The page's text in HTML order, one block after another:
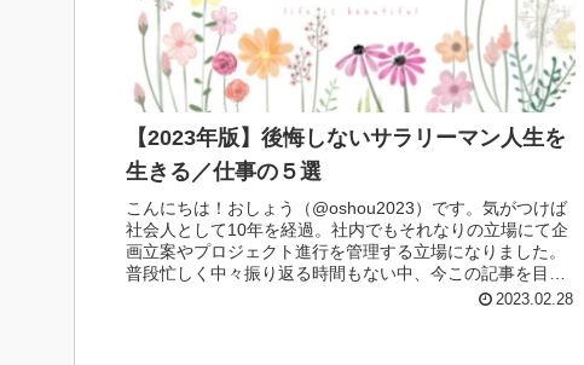
【2023年版】後悔しないサラリーマン人生を
生きる／仕事の５選
こんにちは！おしょう（@oshou2023）です。気がつけば
社会人として10年を経過。社内でもそれなりの立場にて企
画立案やプロジェクト進行を管理する立場になりました。
普段忙しく中々振り返る時間もない中、今この記事を目に
2023.02.28